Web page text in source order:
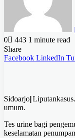
0
443 1 minute read
Share
Facebook LinkedIn
umum.
Tes urine bagi
keselamatan